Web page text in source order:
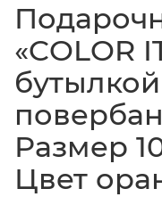
«COLOR
Размер
Цвет